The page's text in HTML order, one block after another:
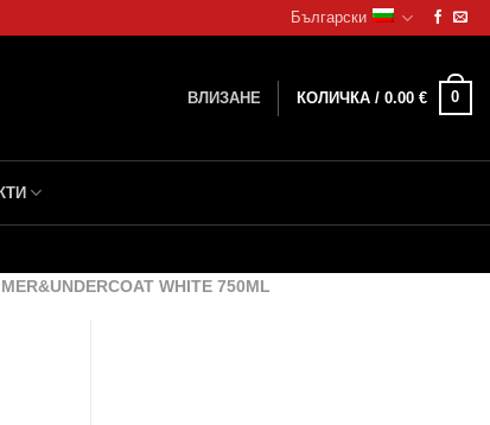
Български
ВЛИЗАНЕ КОЛИЧКА / 0.00 € 0
WHITE 750ML